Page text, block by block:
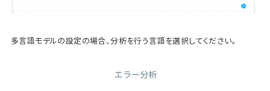
多言語モデルの設定の場合、分析を行う言語を選択してください。